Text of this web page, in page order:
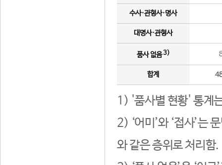
수사·관형사·명사
대명사·관형사
품사 없음3)
합계
1) '품사별 현황' 통계
2) ‘어미’와 ‘접사’는
와 같은 층위로 처리함.